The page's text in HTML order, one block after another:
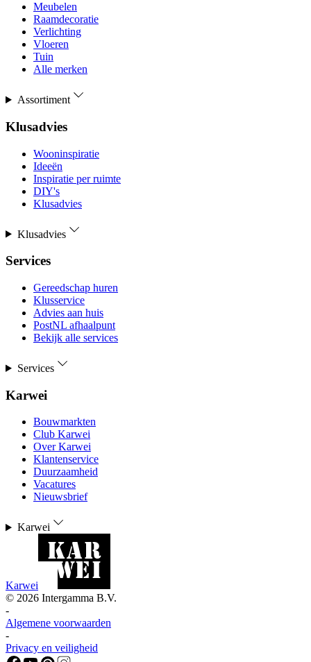
Meubelen
Raamdecoratie
Verlichting
Vloeren
Tuin
Alle merken
Assortiment
Klusadvies
Wooninspiratie
Ideeën
Inspiratie per ruimte
DIY's
Klusadvies
Klusadvies
Services
Gereedschap huren
Klusservice
Advies aan huis
PostNL afhaalpunt
Bekijk alle services
Services
Karwei
Bouwmarkten
Club Karwei
Over Karwei
Klantenservice
Duurzaamheid
Vacatures
Nieuwsbrief
Karwei
Karwei
© 2026 Intergamma B.V.
-
Algemene voorwaarden
-
Privacy en veiligheid